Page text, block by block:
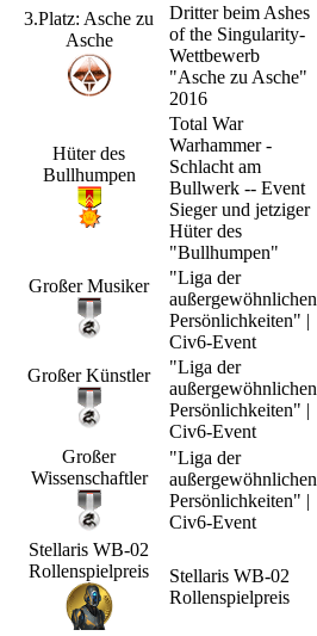
3.Platz: Asche zu
Asche
Dritter beim Ashes
of the Singularity-
Wettbewerb
"Asche zu Asche"
2016
Hüter des
Bullhumpen
Total War
Warhammer -
Schlacht am
Bullwerk -- Event
Sieger und jetziger
Hüter des
"Bullhumpen"
Großer Musiker
"Liga der
außergewöhnlichen
Persönlichkeiten" |
Civ6-Event
Großer Künstler
"Liga der
außergewöhnlichen
Persönlichkeiten" |
Civ6-Event
Großer
Wissenschaftler
"Liga der
außergewöhnlichen
Persönlichkeiten" |
Civ6-Event
Stellaris WB-02
Rollenspielpreis
Stellaris WB-02
Rollenspielpreis